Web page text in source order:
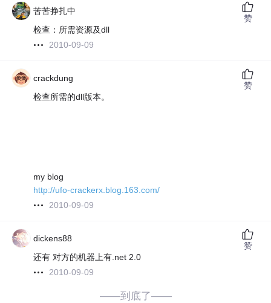
苦苦挣扎中
检查：所需资源及dll
2010-09-09
赞
crackdung
检查所需的dll版本。
my blog
http://ufo-crackerx.blog.163.com/
2010-09-09
赞
dickens88
还有 对方的机器上有.net 2.0
2010-09-09
赞
——到底了——